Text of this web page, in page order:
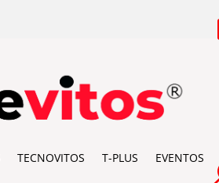
TECNOVITOS T-PLUS EVENTOS